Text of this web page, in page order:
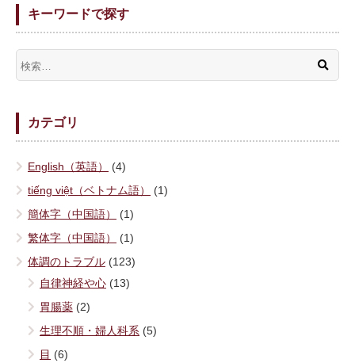
キーワードで探す
カテゴリ
English（英語）
(4)
tiếng việt（ベトナム語）
(1)
簡体字（中国語）
(1)
繁体字（中国語）
(1)
体調のトラブル (123)
自律神経や心 (13)
胃腸薬 (2)
生理不順・婦人科系 (5)
目 (6)